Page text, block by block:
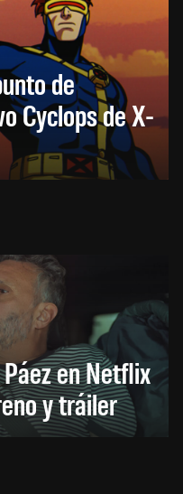
de
Cyclops de X-
en Netflix
y tráiler